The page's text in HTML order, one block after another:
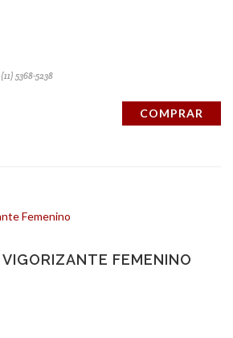
(11) 5368-5238
COMPRAR
FEMENINO